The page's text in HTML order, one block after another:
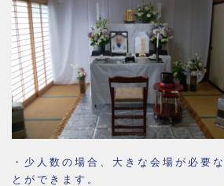
・少人数の場合、大きな会場が必要
とができます。